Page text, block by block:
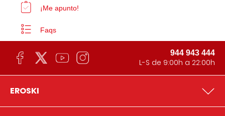
¡Me apunto!
Faqs
944 943 444
L-S de 9:00h a 22:00h
EROSKI